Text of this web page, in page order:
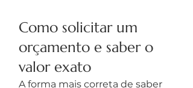
Como solicitar um
orçamento e saber o
valor exato
A forma mais correta de saber